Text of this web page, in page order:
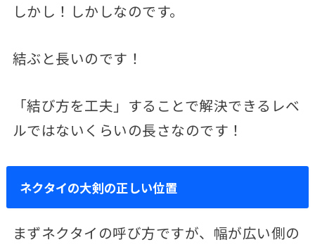
しかし！しかしなのです。
結ぶと長いのです！
「結び方を工夫」することで解決できるレベ
ルではないくらいの長さなのです！
ネクタイの大剣の正しい位置
まずネクタイの呼び方ですが、幅が広い側の